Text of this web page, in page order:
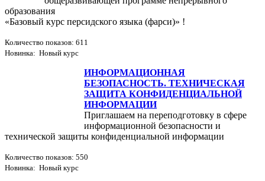
образования
«Базовый курс персидского языка (фарси)» !
Количество показов: 611
Новинка: Новый курс
ИНФОРМАЦИОННАЯ
БЕЗОПАСНОСТЬ. ТЕХНИЧЕСКАЯ
ЗАЩИТА КОНФИДЕНЦИАЛЬНОЙ
ИНФОРМАЦИИ
Приглашаем на переподготовку в сфере
информационной безопасности и
технической защиты конфиденциальной информации
Количество показов: 550
Новинка: Новый курс